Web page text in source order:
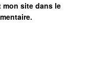
mon site dans le